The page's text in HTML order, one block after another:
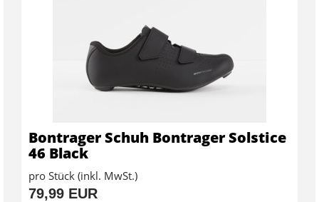
Bontrager Schuh Bontrager Solstice
46 Black
pro Stück (inkl. MwSt.)
79,99 EUR